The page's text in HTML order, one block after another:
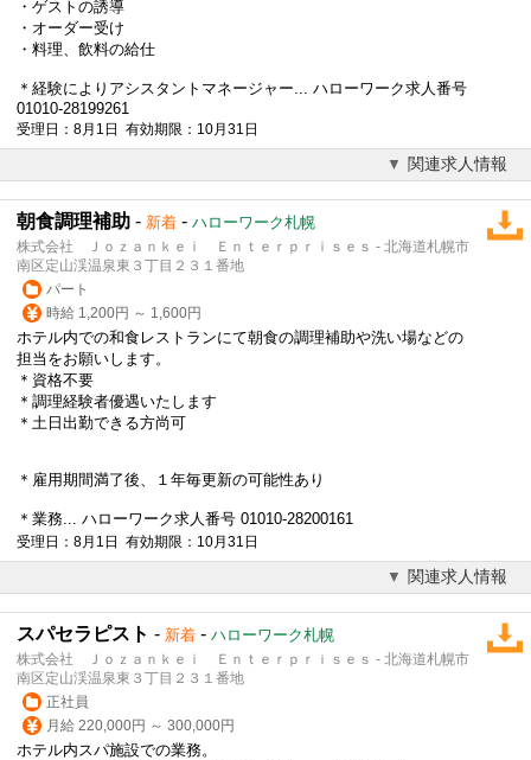
・ゲストの誘導
・オーダー受け
・料理、飲料の給仕
＊経験によりアシスタントマネージャー... ハローワーク求人番号
01010-28199261
受理日：8月1日 有効期限：10月31日
関連求人情報
朝食調理補助 - 新着 - ハローワーク札幌
株式会社 Ｊｏｚａｎｋｅｉ Ｅｎｔｅｒｐｒｉｓｅｓ - 北海道札幌市
南区定山渓温泉東３丁目２３１番地
パート
時給 1,200円 ～ 1,600円
ホテル内での和食レストランにて朝食の調理補助や洗い場などの
担当をお願いします。
＊資格不要
＊調理経験者優遇いたします
＊土日出勤できる方尚可
＊雇用期間満了後、１年毎更新の可能性あり
＊業務... ハローワーク求人番号 01010-28200161
受理日：8月1日 有効期限：10月31日
関連求人情報
スパセラピスト - 新着 - ハローワーク札幌
株式会社 Ｊｏｚａｎｋｅｉ Ｅｎｔｅｒｐｒｉｓｅｓ - 北海道札幌市
南区定山渓温泉東３丁目２３１番地
正社員
月給 220,000円 ～ 300,000円
ホテル内スパ施設での業務。